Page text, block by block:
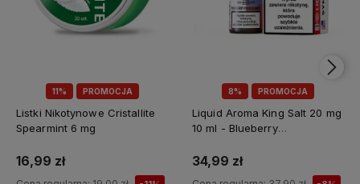
11% PROMOCJA
Listki Nikotynowe Cristallite
Spearmint 6 mg
16,99 zł
8% PROMOCJA
Liquid Aroma King Salt 20 mg
10 ml - Blueberry
34,99 zł